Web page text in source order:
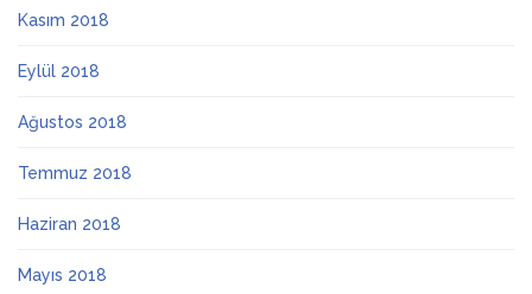
Kasım 2018
Eylül 2018
Ağustos 2018
Temmuz 2018
Haziran 2018
Mayıs 2018